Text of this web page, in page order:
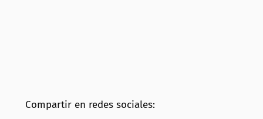
Compartir en redes sociales: